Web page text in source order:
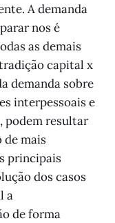
A demanda
nos é
as demais
capital x
demanda sobre
interpessoais e
podem resultar
de mais
principais
dos casos
a
de forma